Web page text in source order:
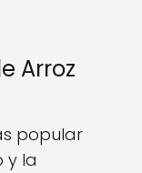
Arroz
popular
y la